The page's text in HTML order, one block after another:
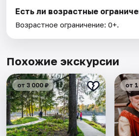
Есть ли возрастные
Возрастное ограничение: 0+.
Похожие экскурсии
от 3 000 ₽ от